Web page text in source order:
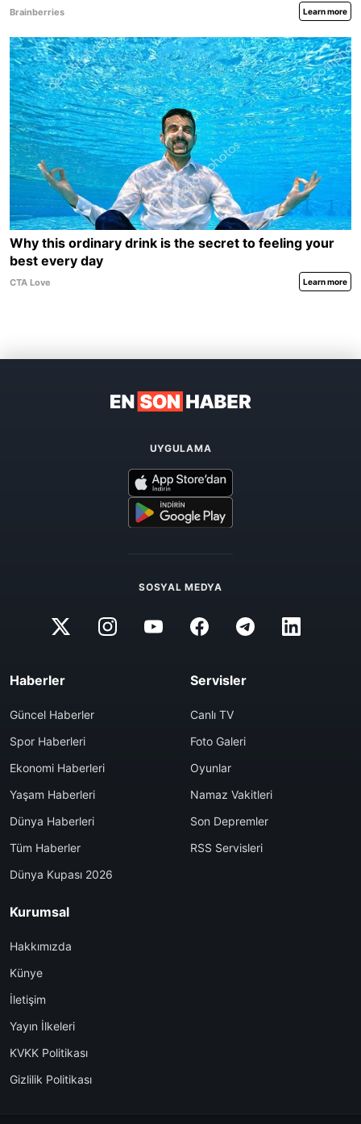
UYGULAMA
SOSYAL MEDYA
Haberler
Güncel Haberler
Spor Haberleri
Ekonomi Haberleri
Yaşam Haberleri
Dünya Haberleri
Tüm Haberler
Dünya Kupası 2026
Servisler
Canlı TV
Foto Galeri
Oyunlar
Namaz Vakitleri
Son Depremler
RSS Servisleri
Kurumsal
Hakkımızda
Künye
İletişim
Yayın İlkeleri
KVKK Politikası
Gizlilik Politikası